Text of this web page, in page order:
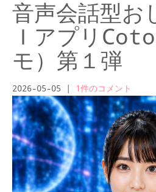
音声会話型お
Ｉアプリ
モ）第１弾
2026-05-05 1件のコメント